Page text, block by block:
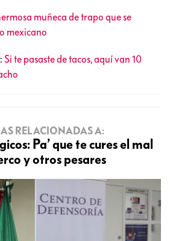
muñeca de trapo que se
mexicano
Si te pasaste de tacos, aquí van 10
RELACIONADAS A:
Pa’ que te cures el mal
y otros pesares